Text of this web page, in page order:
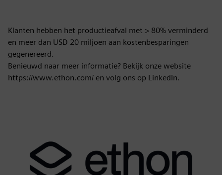
Klanten hebben het productieafval met > 80% verminderd
en meer dan USD 20 miljoen aan kostenbesparingen
gegenereerd.
Benieuwd naar meer informatie? Bekijk onze website
https://www.ethon.com/ en volg ons op LinkedIn.